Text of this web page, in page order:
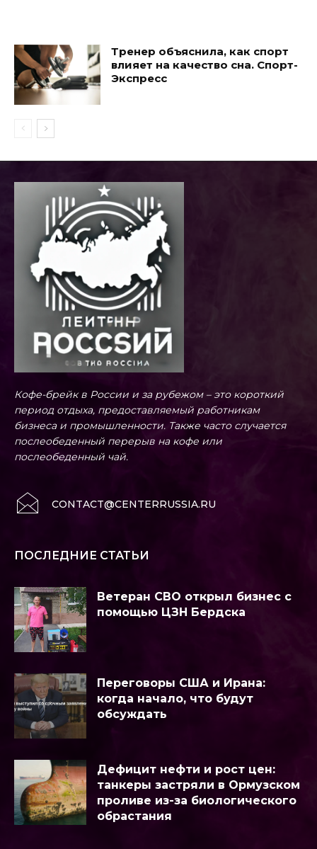
Тренер объяснила, как спорт
влияет на качество сна. Спорт-
Экспресс
Кофе-брейк в России и за рубежом – это короткий
период отдыха, предоставляемый работникам
бизнеса и промышленности. Также часто случается
послеобеденный перерыв на кофе или
послеобеденный чай.
CONTACT@CENTERRUSSIA.RU
ПОСЛЕДНИЕ СТАТЬИ
Ветеран СВО открыл бизнес с
помощью ЦЗН Бердска
Переговоры США и Ирана:
когда начало, что будут
обсуждать
Дефицит нефти и рост цен:
танкеры застряли в Ормузском
проливе из-за биологического
обрастания